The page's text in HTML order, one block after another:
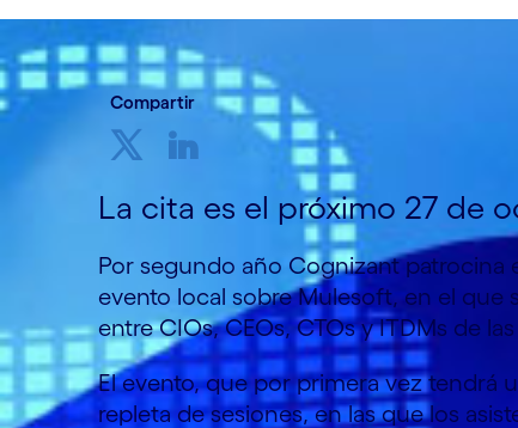
Compartir
La cita es el próximo 27 de
Por segundo año Cognizant patrocina
evento local sobre Mulesoft, en el que
entre CIOs, CEOs, CTOs y ITDMs de
El evento, que por primera vez tendrá
repleta de sesiones, en las que los